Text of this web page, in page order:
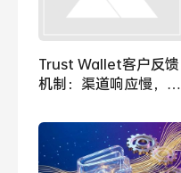
Trust Wallet客户反馈
机制：渠道响应慢，处